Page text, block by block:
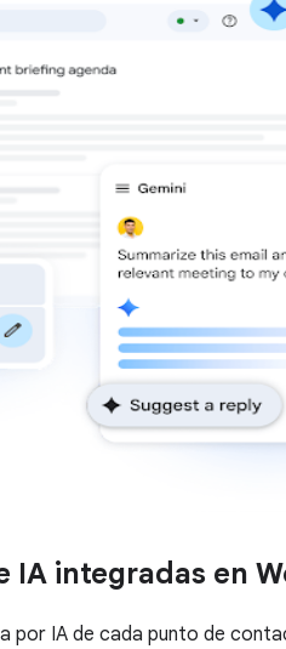
IA integradas en
por IA de cada punto de